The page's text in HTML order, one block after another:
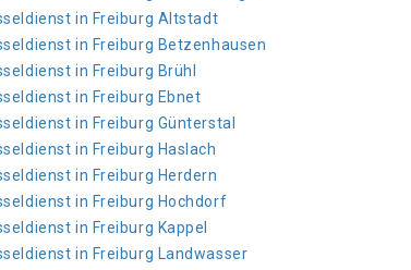
in Freiburg Altstadt
in Freiburg Betzenhausen
in Freiburg Brühl
in Freiburg Ebnet
in Freiburg Günterstal
in Freiburg Haslach
in Freiburg Herdern
in Freiburg Hochdorf
in Freiburg Kappel
in Freiburg Landwasser